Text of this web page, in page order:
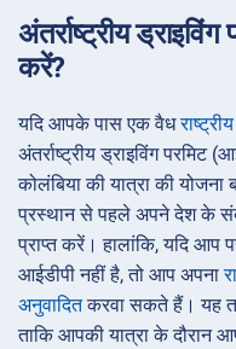
अंतर्राष्ट्रीय
करें?
यदि आपके पास एक वैध
अंतर्राष्ट्रीय ड्राइविंग परमिट
कोलंबिया की यात्रा की योजना
प्रस्थान से पहले अपने देश के
प्राप्त करें। हालांकि, यदि
आईडीपी नहीं है, तो आप अपना
अनुवादितकरवा सकते हैं। यह
ताकि आपकी यात्रा के दौरान